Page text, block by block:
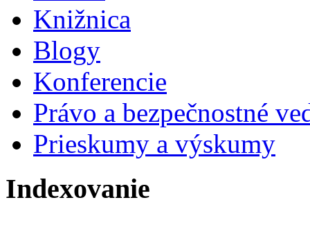
Knižnica
Blogy
Konferencie
Právo a bezpečnostné
Prieskumy a výskumy
Indexovanie